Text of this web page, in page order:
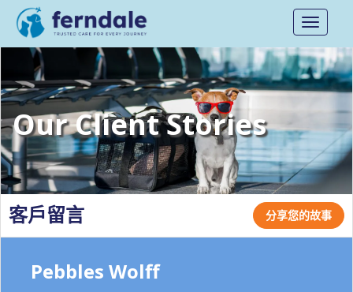
Toggle
Our Client Stories
客戶留言 分享您的故事
Pebbles Wolff